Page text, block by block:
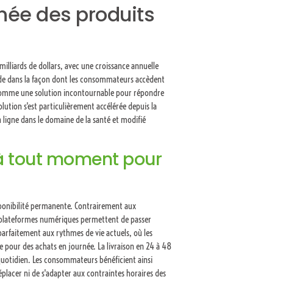
des produits
de dollars, avec une croissance annuelle
dans la façon dont les consommateurs accèdent
une solution incontournable pour répondre
s'est particulièrement accélérée depuis la
ligne dans le domaine de la santé et modifié
tout moment pour
permanente. Contrairement aux
numériques permettent de passer
aux rythmes de vie actuels, où les
des achats en journée. La livraison en 24 à 48
Les consommateurs bénéficient ainsi
ni de s'adapter aux contraintes horaires des